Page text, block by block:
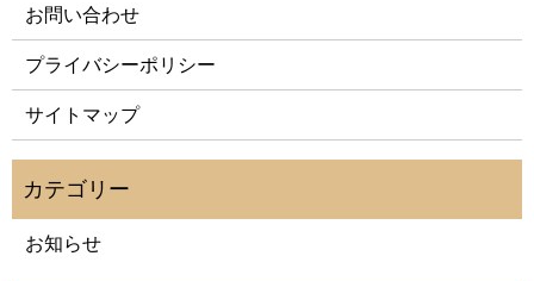
お問い合わせ
プライバシーポリシー
サイトマップ
お知らせ